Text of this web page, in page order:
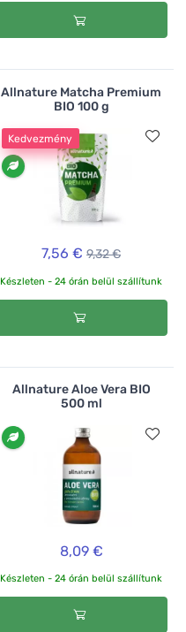
Allnature Matcha Premium
BIO 100 g
Kedvezmény
7,56 € 9,32 €
Készleten - 24 órán belül szállítunk
Allnature Aloe Vera BIO
500 ml
8,09 €
Készleten - 24 órán belül szállítunk